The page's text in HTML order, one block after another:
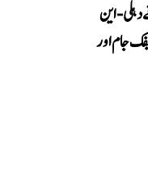
این
جام اور